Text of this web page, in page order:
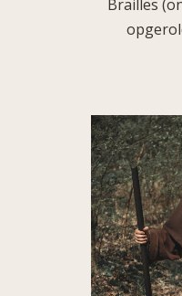
Brailles